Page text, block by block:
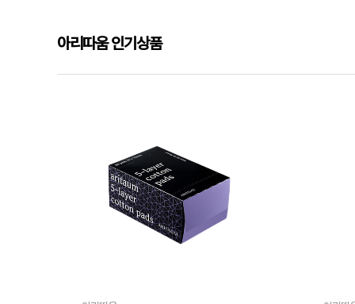
아리따움 인기상품